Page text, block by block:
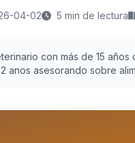
04-02 5 min de lectura
con más de 15 años
anos asesorando sobre